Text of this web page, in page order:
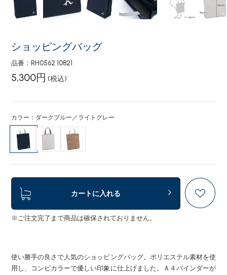
ショッピングバッグ
品番：RH0562 10821
5,300円 (税込)
カラー：ダークブルー／ライトグレー
カートに入れる
※ご注文完了まで商品は確保されておりません。
使い勝手の良さで人気のショッピングバッグ。ポリエステル素材を使
用し、コンビカラーで優しい印象に仕上げました。Ａ４バインダーが